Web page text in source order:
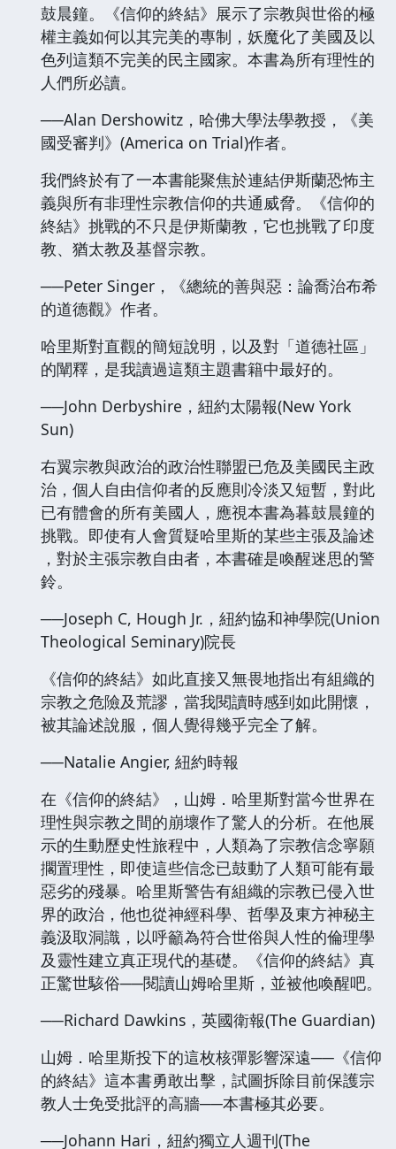
鼓晨鐘。《信仰的終結》展示了宗教與世俗的極
權主義如何以其完美的專制，妖魔化了美國及以
色列這類不完美的民主國家。本書為所有理性的
人們所必讀。
──Alan Dershowitz，哈佛大學法學教授，《美
國受審判》(America on Trial)作者。
我們終於有了一本書能聚焦於連結伊斯蘭恐怖主
義與所有非理性宗教信仰的共通威脅。《信仰的
終結》挑戰的不只是伊斯蘭教，它也挑戰了印度
教、猶太教及基督宗教。
──Peter Singer，《總統的善與惡：論喬治布希
的道德觀》作者。
哈里斯對直觀的簡短說明，以及對「道德社區」
的闡釋，是我讀過這類主題書籍中最好的。
──John Derbyshire，紐約太陽報(New York
Sun)
右翼宗教與政治的政治性聯盟已危及美國民主政
治，個人自由信仰者的反應則冷淡又短暫，對此
已有體會的所有美國人，應視本書為暮鼓晨鐘的
挑戰。即使有人會質疑哈里斯的某些主張及論述
，對於主張宗教自由者，本書確是喚醒迷思的警
鈴。
──Joseph C, Hough Jr.，紐約協和神學院(Union
Theological Seminary)院長
《信仰的終結》如此直接又無畏地指出有組織的
宗教之危險及荒謬，當我閱讀時感到如此開懷，
被其論述說服，個人覺得幾乎完全了解。
──Natalie Angier, 紐約時報
在《信仰的終結》，山姆．哈里斯對當今世界在
理性與宗教之間的崩壞作了驚人的分析。在他展
示的生動歷史性旅程中，人類為了宗教信念寧願
擱置理性，即使這些信念已鼓動了人類可能有最
惡劣的殘暴。哈里斯警告有組織的宗教已侵入世
界的政治，他也從神經科學、哲學及東方神秘主
義汲取洞識，以呼籲為符合世俗與人性的倫理學
及靈性建立真正現代的基礎。《信仰的終結》真
正驚世駭俗──閱讀山姆哈里斯，並被他喚醒吧。
──Richard Dawkins，英國衛報(The Guardian)
山姆．哈里斯投下的這枚核彈影響深遠──《信仰
的終結》這本書勇敢出擊，試圖拆除目前保護宗
教人士免受批評的高牆──本書極其必要。
──Johann Hari，紐約獨立人週刊(The